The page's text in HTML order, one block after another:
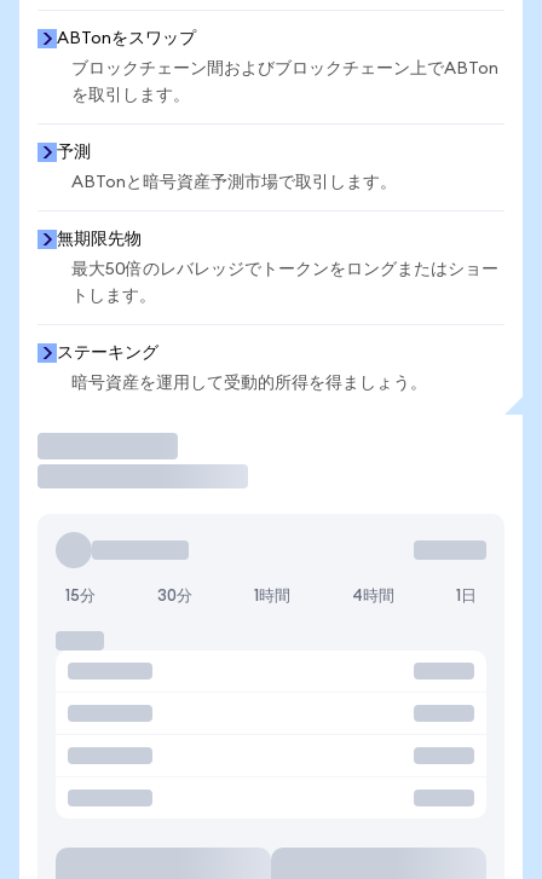
ABTonをスワップ
ブロックチェーン間およびブロックチェーン上でABTon
を取引します。
予測
ABTonと暗号資産予測市場で取引します。
無期限先物
最大50倍のレバレッジでトークンをロングまたはショー
トします。
ステーキング
暗号資産を運用して受動的所得を得ましょう。
15分 30分 1時間 4時間 1日